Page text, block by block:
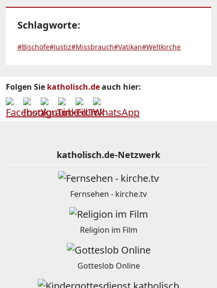
Schlagworte:
#Bischöfe#Justiz#Missbrauch#Vatikan#Weltkirche
Folgen Sie katholisch.deauch hier:
katholisch.de-Netzwerk
Fernsehen - kirche.tv
Religion im Film
Gotteslob Online